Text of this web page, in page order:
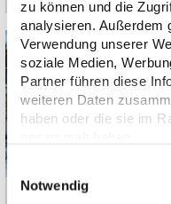
zu können und die
analysieren. Außerdem
Verwendung unserer
soziale Medien,
Partner führen diese
weiteren Daten
haben oder die sie im
Einwilligungsauswahl
Notwendig